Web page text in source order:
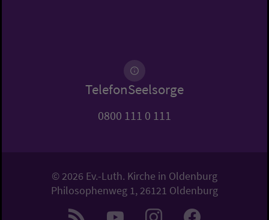
TelefonSeelsorge
0800 111 0 111
© 2026 Ev.-Luth. Kirche in Oldenburg
Philosophenweg 1, 26121 Oldenburg